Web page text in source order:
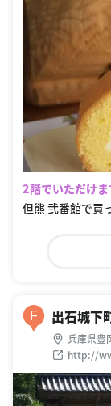
2階でいただけま
但熊 弐番館で買
F 出石城下
兵庫県豊
http://